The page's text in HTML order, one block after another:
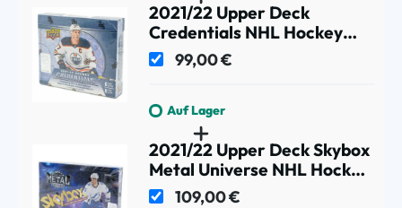
2021/22 Upper Deck
Credentials NHL Hockey
Hobby Box
99,00 €
Auf Lager
2021/22 Upper Deck Skybox
Metal Universe NHL Hockey
Hobby Box
109,00 €